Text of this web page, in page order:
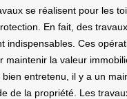
se réalisent pour les
En fait, des
indispensables. Ces
maintenir la valeur
entretenu, il y a un
de la propriété. Les